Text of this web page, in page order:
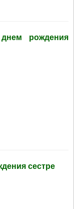
рождения
сестре